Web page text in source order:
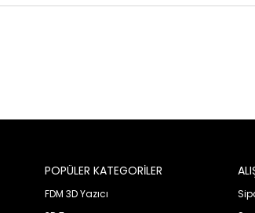
POPÜLER KATEGORİLER
FDM 3D Yazıcı